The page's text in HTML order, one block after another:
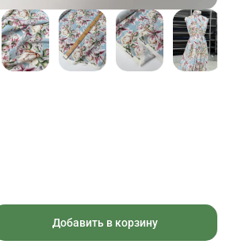
Добавить в корзину